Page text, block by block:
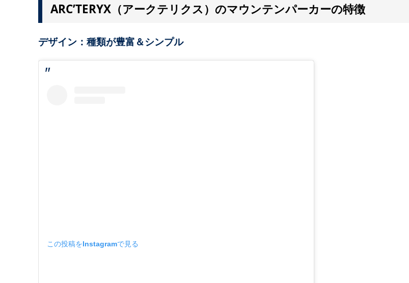
ARC’TERYX（アークテリクス）のマウンテンパーカーの特徴
デザイン：種類が豊富＆シンプル
この投稿をInstagramで見る